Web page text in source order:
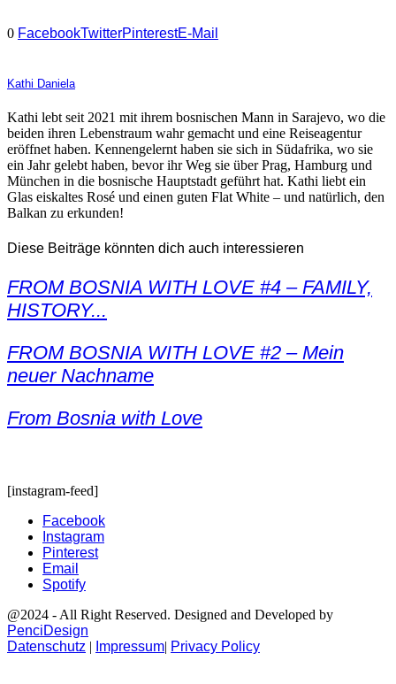
0 FacebookTwitterPinterestE-Mail
Kathi Daniela
Kathi lebt seit 2021 mit ihrem bosnischen Mann in Sarajevo, wo die
beiden ihren Lebenstraum wahr gemacht und eine Reiseagentur
eröffnet haben. Kennengelernt haben sie sich in Südafrika, wo sie
ein Jahr gelebt haben, bevor ihr Weg sie über Prag, Hamburg und
München in die bosnische Hauptstadt geführt hat. Kathi liebt ein
Glas eiskaltes Rosé und einen guten Flat White – und natürlich, den
Balkan zu erkunden!
Diese Beiträge könnten dich auch interessieren
FROM BOSNIA WITH LOVE #4 – FAMILY,
HISTORY...
FROM BOSNIA WITH LOVE #2 – Mein
neuer Nachname
From Bosnia with Love
[instagram-feed]
Facebook
Instagram
Pinterest
Email
Spotify
@2024 - All Right Reserved. Designed and Developed by
PenciDesign
Datenschutz | Impressum| Privacy Policy